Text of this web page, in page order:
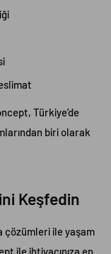
Türkiye’de
biri olarak
Keşfedin
çözümleri ile yaşam
ile ihtiyacınıza en